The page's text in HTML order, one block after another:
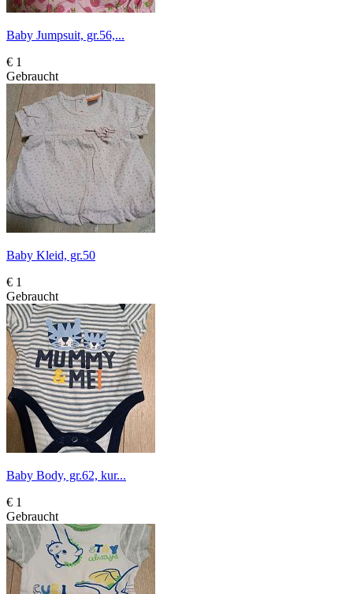
Baby Jumpsuit, gr.56,...
€ 1
Gebraucht
Baby Kleid, gr.50
€ 1
Gebraucht
Baby Body, gr.62, kur...
€ 1
Gebraucht